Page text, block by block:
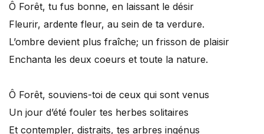
Ô Forêt, tu fus bonne, en laissant le désir
Fleurir, ardente fleur, au sein de ta verdure.
L’ombre devient plus fraîche; un frisson de plaisir
Enchanta les deux coeurs et toute la nature.
Ô Forêt, souviens-toi de ceux qui sont venus
Un jour d’été fouler tes herbes solitaires
Et contempler, distraits, tes arbres ingénus